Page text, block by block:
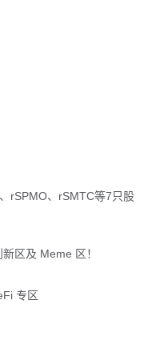
rSPMO、rSMTC等7只股
区及 Meme 区！
专区